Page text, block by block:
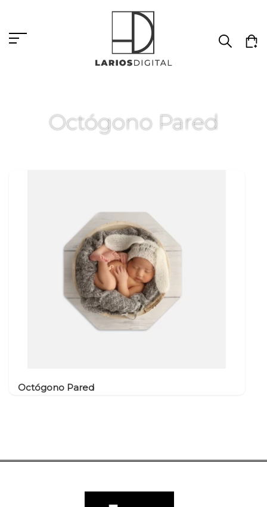
Octógono Pared
Octógono Pared